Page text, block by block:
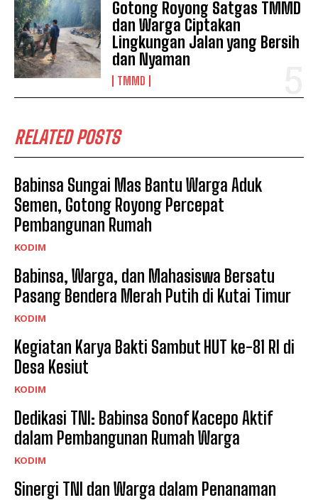
Gotong Royong Satgas TMMD
dan Warga Ciptakan
Lingkungan Jalan yang Bersih
dan Nyaman
TMMD
RELATED POSTS
Babinsa Sungai Mas Bantu Warga Aduk
Semen, Gotong Royong Percepat
Pembangunan Rumah
KODIM
Babinsa, Warga, dan Mahasiswa Bersatu
Pasang Bendera Merah Putih di Kutai Timur
KODIM
Kegiatan Karya Bakti Sambut HUT ke-81 RI di
Desa Kesiut
KODIM
Dedikasi TNI: Babinsa Sonof Kacepo Aktif
dalam Pembangunan Rumah Warga
KODIM
Sinergi TNI dan Warga dalam Penanaman